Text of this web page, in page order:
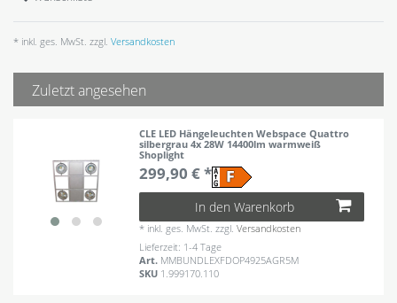
* inkl. ges. MwSt. zzgl. Versandkosten
Zuletzt angesehen
CLE LED Hängeleuchten Webspace Quattro
silbergrau 4x 28W 14400lm warmweiß
Shoplight
299,90 € *
In den Warenkorb
* inkl. ges. MwSt. zzgl.Versandkosten
Lieferzeit: 1-4 Tage
Art. MMBUNDLEXFDOP4925AGR5M
SKU 1.999170.110